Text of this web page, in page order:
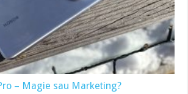
– Magie sau Marketing?